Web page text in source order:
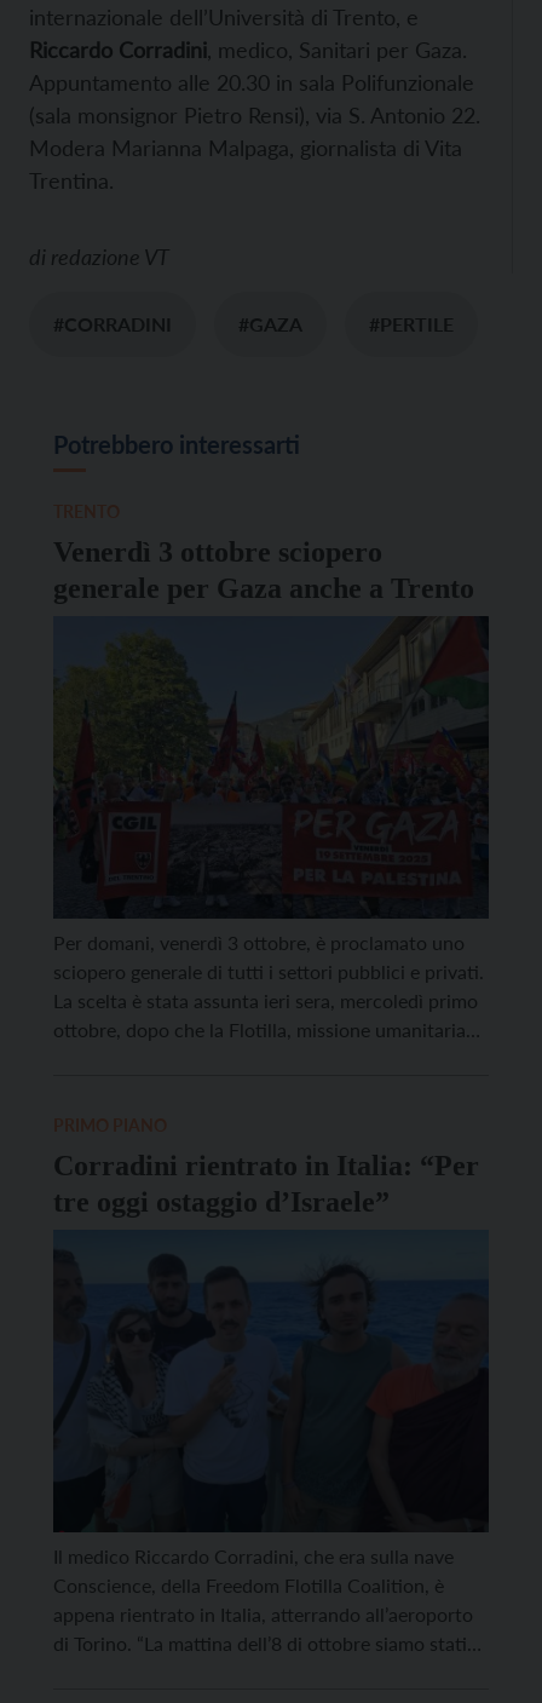
internazionale dell’Università di Trento, e
Riccardo Corradini , medico, Sanitari per Gaza.
Appuntamento alle 20.30 in sala Polifunzionale
(sala monsignor Pietro Rensi), via S. Antonio 22.
Modera Marianna Malpaga, giornalista di Vita
Trentina.
di redazione VT
#CORRADINI #GAZA #PERTILE
Potrebbero interessarti
Venerdì 3 ottobre sciopero
generale per Gaza anche a Trento
Per domani, venerdì 3 ottobre, è proclamato uno
sciopero generale di tutti i settori pubblici e privati.
La scelta è stata assunta ieri sera, mercoledì primo
ottobre, dopo che la Flotilla, missione umanitaria
Corradini rientrato in Italia: “Per
tre oggi ostaggio d’Israele”
Il medico Riccardo Corradini, che era sulla nave
Conscience, della Freedom Flotilla Coalition, è
appena rientrato in Italia, atterrando all’aeroporto
di Torino. “La mattina dell’8 di ottobre siamo stati